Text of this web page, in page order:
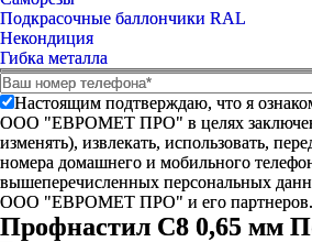
Подкрасочные баллончики RAL
Некондиция
Гибка металла
Настоящим подтверждаю, что я
ООО "ЕВРОМЕТ ПРО" в целях заключения
изменять), извлекать, использовать,
номера домашнего и мобильного
вышеперечисленных персональных
ООО "ЕВРОМЕТ ПРО" и его партнеров.
Профнастил С8 0,65 мм